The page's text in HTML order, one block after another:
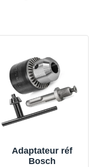
Adaptateur réf
Bosch